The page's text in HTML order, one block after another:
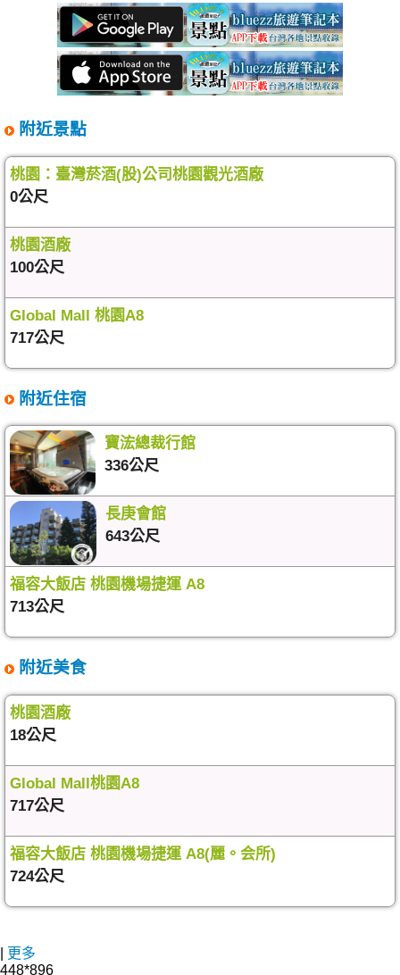
附近景點
桃園：臺灣菸酒(股)公司桃園觀光酒廠
0公尺
桃園酒廠
100公尺
Global Mall 桃園A8
717公尺
附近住宿
寶浤總裁行館
336公尺
長庚會館
643公尺
福容大飯店 桃園機場捷運 A8
713公尺
附近美食
桃園酒廠
18公尺
Global Mall桃園A8
717公尺
福容大飯店 桃園機場捷運 A8(麗。会所)
724公尺
更多
448*896